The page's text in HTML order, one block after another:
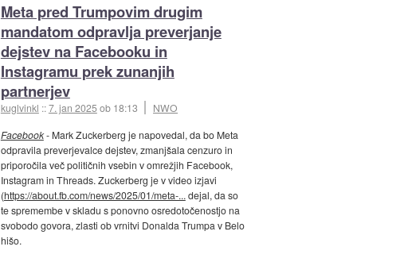
Meta pred Trumpovim drugim
mandatom odpravlja preverjanje
dejstev na Facebooku in
Instagramu prek zunanjih
partnerjev
kuglvinkl ::7. jan 2025ob 18:13
NWO
Facebook- Mark Zuckerberg je napovedal, da bo Meta
odpravila preverjevalce dejstev, zmanjšala cenzuro in
priporočila več političnih vsebin v omrežjih Facebook,
Instagram in Threads. Zuckerberg je v video izjavi
(https://about.fb.com/news/2025/01/meta-... dejal, da so
te spremembe v skladu s ponovno osredotočenostjo na
svobodo govora, zlasti ob vrnitvi Donalda Trumpa v Belo
hišo.